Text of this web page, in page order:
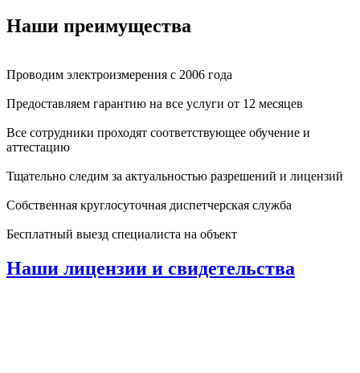
Наши преимущества
Проводим электроизмерения с 2006 года
Предоставляем гарантию на все услуги от 12 месяцев
Все сотрудники проходят соответствующее обучение и
аттестацию
Тщательно следим за актуальностью разрешений и лицензий
Собственная круглосуточная диспетчерская служба
Бесплатный выезд специалиста на объект
Наши лицензии и свидетельства